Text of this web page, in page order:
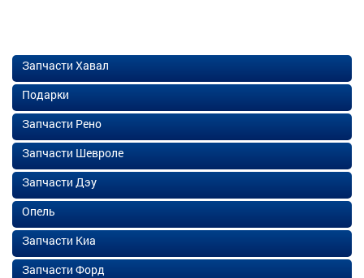
Запчасти Хавал
Подарки
Запчасти Рено
Запчасти Шевроле
Запчасти Дэу
Опель
Запчасти Киа
Запчасти Форд